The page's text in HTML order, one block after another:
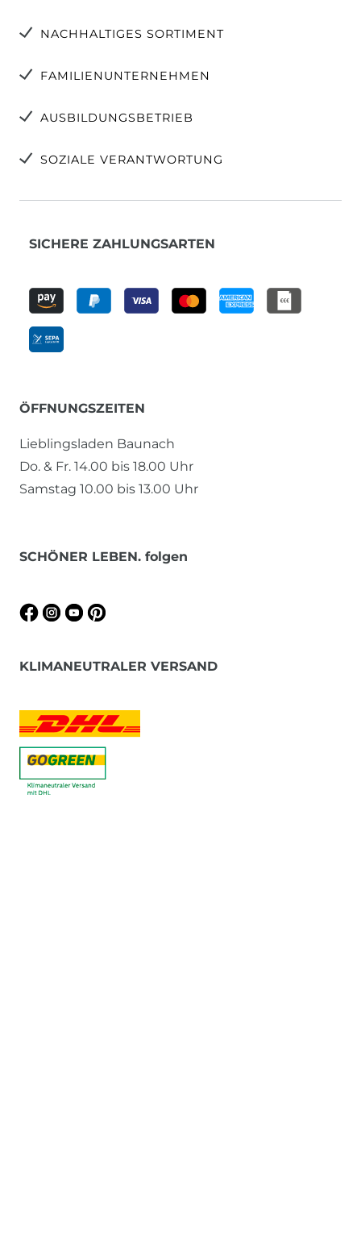
NACHHALTIGES SORTIMENT
FAMILIENUNTERNEHMEN
AUSBILDUNGSBETRIEB
SOZIALE VERANTWORTUNG
SICHERE ZAHLUNGSARTEN
ÖFFNUNGSZEITEN
Lieblingsladen Baunach
Do. & Fr. 14.00 bis 18.00 Uhr
Samstag 10.00 bis 13.00 Uhr
SCHÖNER LEBEN. folgen
KLIMANEUTRALER VERSAND